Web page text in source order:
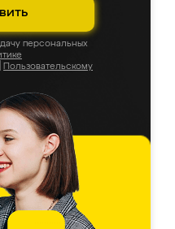
персональных
Пользовательскому